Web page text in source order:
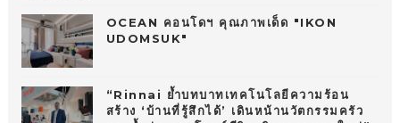
OCEAN คอนโดฯ คุณภาพเด็ด "IKON
UDOMSUK"
“Rinnai ย้ำบทบาทเทคโนโลยีความร้อน
สร้าง ‘บ้านที่รู้สึกได้’ เดินหน้านวัตกรรมครัว